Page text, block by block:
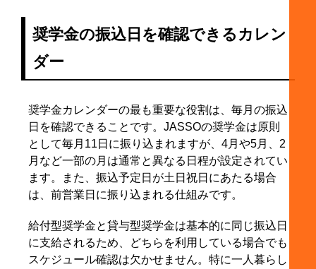
る
9. 奨学金カレンダーに関するよくある質問
9-1. 奨学金は毎月何日に振り込まれますか？
9-2. 新入生は4月から奨学金を受け取れますか？
9-3. 給付型奨学金の振込日も同じですか？
9-4. 奨学金の返還日はいつですか？
9-5. 奨学金の返還が難しい場合はどうすればいい
ですか？
奨学金の振込日を確認できるカレン
ダー
奨学金カレンダーの最も重要な役割は、毎月の振込
日を確認できることです。JASSOの奨学金は原則
として毎月11日に振り込まれますが、4月や5月、2
月など一部の月は通常と異なる日程が設定されてい
ます。また、振込予定日が土日祝日にあたる場合
は、前営業日に振り込まれる仕組みです。
給付型奨学金と貸与型奨学金は基本的に同じ振込日
に支給されるため、どちらを利用している場合でも
スケジュール確認は欠かせません。特に一人暮らし